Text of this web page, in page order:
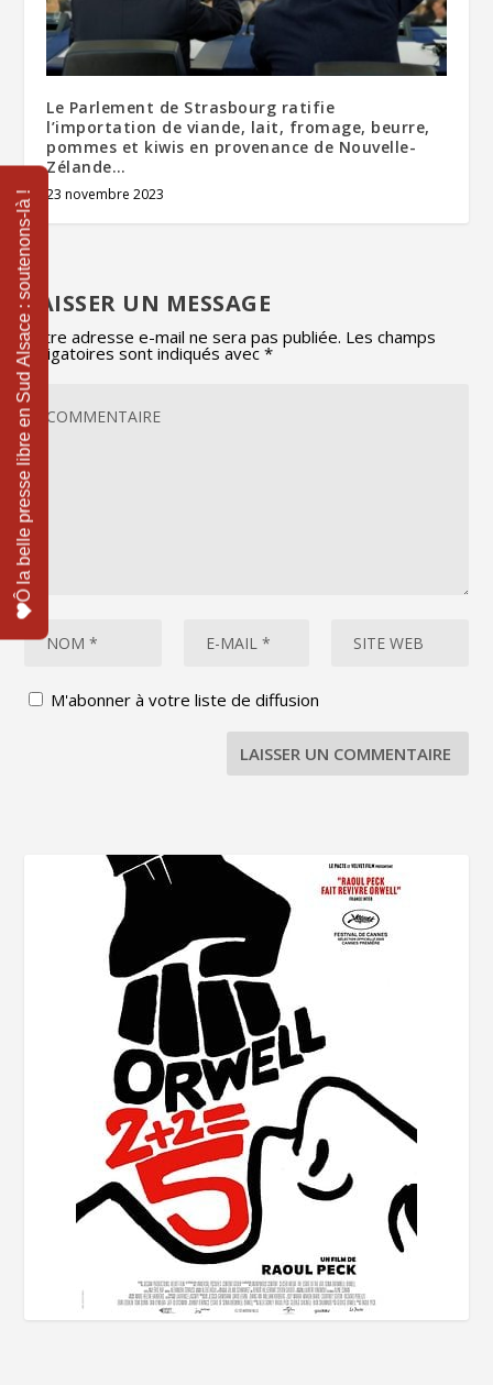
Le Parlement de Strasbourg ratifie
l’importation de viande, lait, fromage, beurre,
pommes et kiwis en provenance de Nouvelle-
Zélande…
23 novembre 2023
LAISSER UN MESSAGE
Votre adresse e-mail ne sera pas publiée. Les champs
obligatoires sont indiqués avec*
M'abonner à votre liste de diffusion